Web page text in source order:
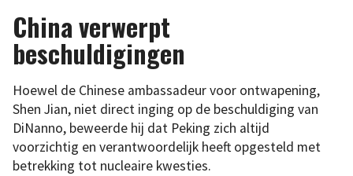
China verwerpt
beschuldigingen
Hoewel de Chinese ambassadeur voor ontwapening,
Shen Jian, niet direct inging op de beschuldiging van
DiNanno, beweerde hij dat Peking zich altijd
voorzichtig en verantwoordelijk heeft opgesteld met
betrekking tot nucleaire kwesties.